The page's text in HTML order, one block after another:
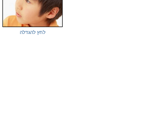
שמות משותפים
שמות נפוצים
לחץ להגדלה